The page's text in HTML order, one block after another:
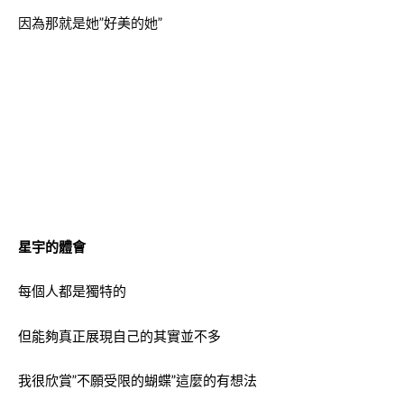
因為那就是她”好美的她”
星宇的體會
每個人都是獨特的
但能夠真正展現自己的其實並不多
我很欣賞”不願受限的蝴蝶”這麼的有想法